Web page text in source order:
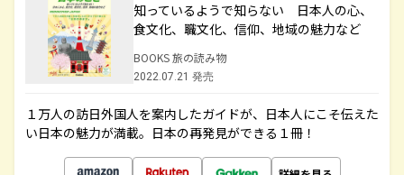
知っているようで知らない 日本人の心、
食文化、職文化、信仰、地域の魅力など
BOOKS 旅の読み物
2022.07.21 発売
１万人の訪日外国人を案内したガイドが、日本人にこそ伝えた
い日本の魅力が満載。日本の再発見ができる１冊！